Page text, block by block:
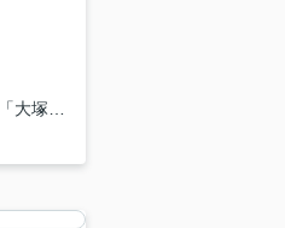
駅徒歩7分